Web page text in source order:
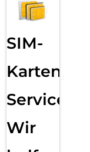
SIM-
Karten
Service:
Wir